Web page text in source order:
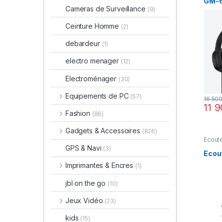
11
16
Cameras de Surveillance (9)
Ceinture Homme (2)
debardeur (1)
electro menager (12)
Electroménager (30)
Equipements de PC (57)
Fashion (86)
Gadgets & Accessoires (826)
GPS & Navi (3)
Imprimantes & Encres (1)
jbl on the go (10)
Jeux Vidéo (23)
kids (15)